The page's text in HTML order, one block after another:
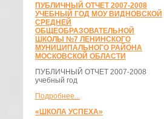
ПУБЛИЧНЫЙ ОТЧЕТ 2007-2008
УЧЕБНЫЙ ГОД МОУ ВИДНОВСКОЙ
СРЕДНЕЙ
ОБЩЕОБРАЗОВАТЕЛЬНОЙ
ШКОЛЫ №7 ЛЕНИНСКОГО
МУНИЦИПАЛЬНОГО РАЙОНА
МОСКОВСКОЙ ОБЛАСТИ
ПУБЛИЧНЫЙ ОТЧЕТ 2007-2008
учебный год
Подробнее...
«ШКОЛА УСПЕХА»